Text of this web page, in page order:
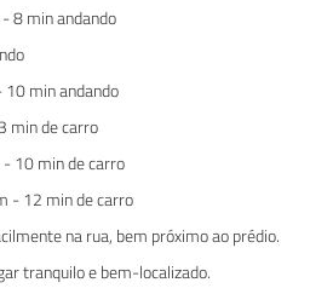
8 min andando
min andando
min de carro
10 min de carro
- 12 min de carro
na rua, bem próximo ao prédio.
tranquilo e bem-localizado.